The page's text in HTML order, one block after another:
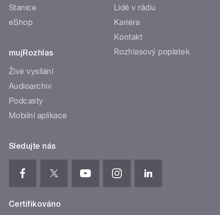
Stanice
eShop
mujRozhlas
Živé vysílání
Audioarchiv
Podcasty
Mobilní aplikace
Lidé v rádiu
Kariéra
Kontakt
Rozhlasový poplatek
Sledujte nás
Certifikováno